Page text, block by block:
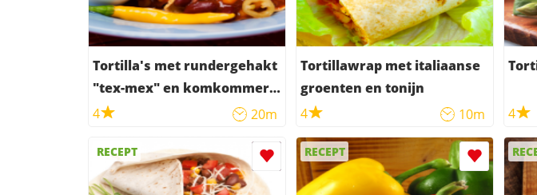
Tortilla's met rundergehakt
"tex-mex" en komkommer-
tomatensalade
4 20m
Tortillawrap met italiaanse
groenten en tonijn
4
10m 4
RECEPT RECEPT